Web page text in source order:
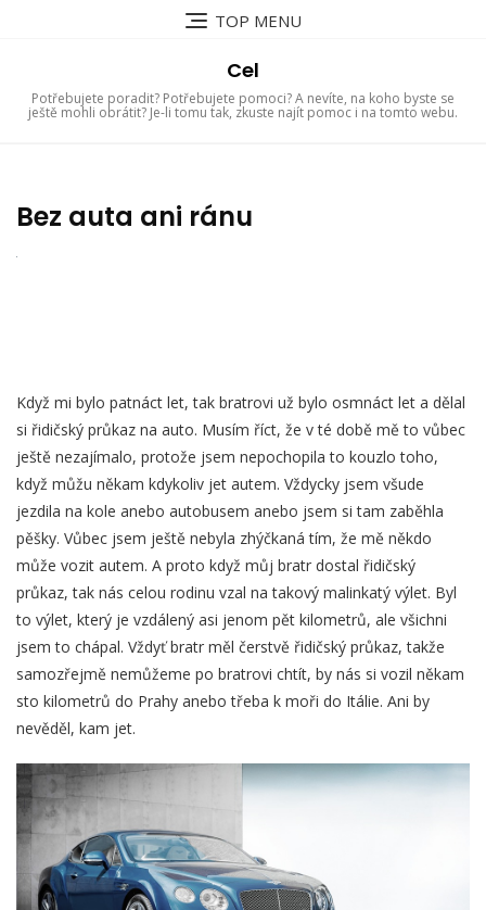
TOP MENU
Cel
Potřebujete poradit? Potřebujete pomoci? A nevíte, na koho byste se
ještě mohli obrátit? Je-li tomu tak, zkuste najít pomoc i na tomto webu.
Bez auta ani ránu
Když mi bylo patnáct let, tak bratrovi už bylo osmnáct let a dělal
si řidičský průkaz na auto. Musím říct, že v té době mě to vůbec
ještě nezajímalo, protože jsem nepochopila to kouzlo toho,
když můžu někam kdykoliv jet autem. Vždycky jsem všude
jezdila na kole anebo autobusem anebo jsem si tam zaběhla
pěšky. Vůbec jsem ještě nebyla zhýčkaná tím, že mě někdo
může vozit autem. A proto když můj bratr dostal řidičský
průkaz, tak nás celou rodinu vzal na takový malinkatý výlet. Byl
to výlet, který je vzdálený asi jenom pět kilometrů, ale všichni
jsem to chápal. Vždyť bratr měl čerstvě řidičský průkaz, takže
samozřejmě nemůžeme po bratrovi chtít, by nás si vozil někam
sto kilometrů do Prahy anebo třeba k moři do Itálie. Ani by
nevěděl, kam jet.